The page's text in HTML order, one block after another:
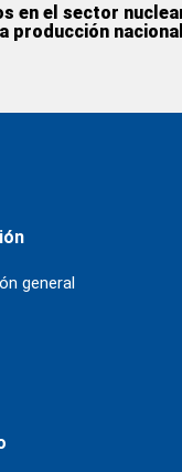
en el sector
producción
general